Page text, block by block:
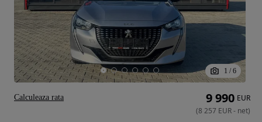
1 / 6
9 990 EUR
(8 257 EUR- net)
Calculeaza rata